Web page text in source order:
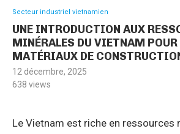
Secteur industriel vietnamien
UNE INTRODUCTION AUX
MINÉRALES DU VIETNAM POUR
MATÉRIAUX DE
12 décembre, 2025
638 views
Le Vietnam est riche en ressources